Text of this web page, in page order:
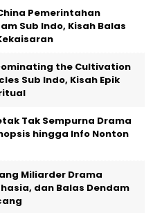
Pemerintahan
Sub Indo, Kisah Balas
the Cultivation
Sub Indo, Kisah Epik
Tak Sempurna Drama
hingga Info Nonton
Miliarder Drama
dan Balas Dendam